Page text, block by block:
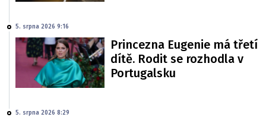
5. srpna 2026 9:16
Princezna Eugenie má třetí
dítě. Rodit se rozhodla v
Portugalsku
5. srpna 2026 8:29